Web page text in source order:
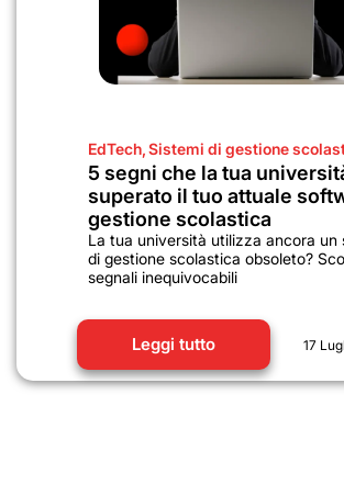
EdTech,Sistemi di gestione
5 segni che la tua
superato il tuo attuale
gestione scolastica
La tua università utilizza ancora un
di gestione scolastica obsoleto?
segnali inequivocabili
Leggi tutto 17